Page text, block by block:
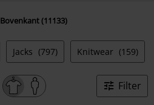
Bovenkant (11133)
Jacks (797) Knitwear (159)
Filter